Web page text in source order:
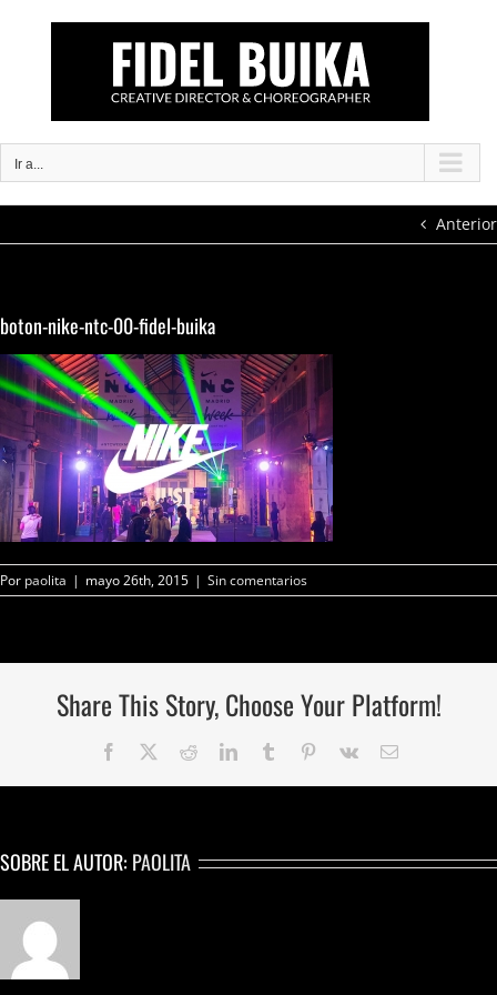
Ir a...
Anterior
boton-nike-ntc-00-fidel-buika
Por paolita | mayo 26th, 2015 | Sin comentarios
Share This Story, Choose Your Platform!
Facebook
TwitterRedditLinkedInTumblr Pinterest
Vk
Correo
SOBRE EL AUTOR: PAOLITA